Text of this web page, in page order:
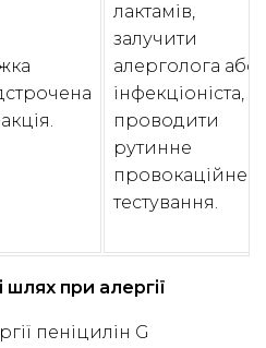
лактамів,
залучити
алерголога або
інфекціоніста,
проводити
рутинне
провокаційне
тестування.
шлях при алергії
пеніцилін G